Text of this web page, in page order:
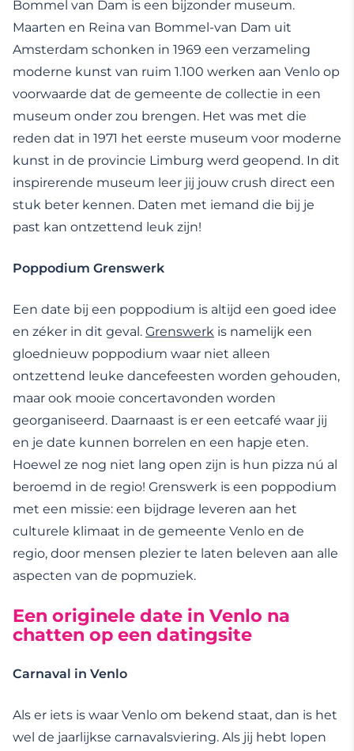
Bommel van Dam is een bijzonder museum.
Maarten en Reina van Bommel-van Dam uit
Amsterdam schonken in 1969 een verzameling
moderne kunst van ruim 1.100 werken aan Venlo op
voorwaarde dat de gemeente de collectie in een
museum onder zou brengen. Het was met die
reden dat in 1971 het eerste museum voor moderne
kunst in de provincie Limburg werd geopend. In dit
inspirerende museum leer jij jouw crush direct een
stuk beter kennen. Daten met iemand die bij je
past kan ontzettend leuk zijn!
Poppodium Grenswerk
Een date bij een poppodium is altijd een goed idee
en zéker in dit geval. Grenswerk is namelijk een
gloednieuw poppodium waar niet alleen
ontzettend leuke dancefeesten worden gehouden,
maar ook mooie concertavonden worden
georganiseerd. Daarnaast is er een eetcafé waar jij
en je date kunnen borrelen en een hapje eten.
Hoewel ze nog niet lang open zijn is hun pizza nú al
beroemd in de regio! Grenswerk is een poppodium
met een missie: een bijdrage leveren aan het
culturele klimaat in de gemeente Venlo en de
regio, door mensen plezier te laten beleven aan alle
aspecten van de popmuziek.
Een originele date in Venlo na
chatten op een datingsite
Carnaval in Venlo
Als er iets is waar Venlo om bekend staat, dan is het
wel de jaarlijkse carnavalsviering. Als jij hebt lopen